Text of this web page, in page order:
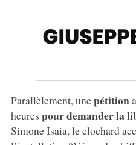
Parallèlement, unepétition
heures pour demander la
Simone Isaia, le clochard